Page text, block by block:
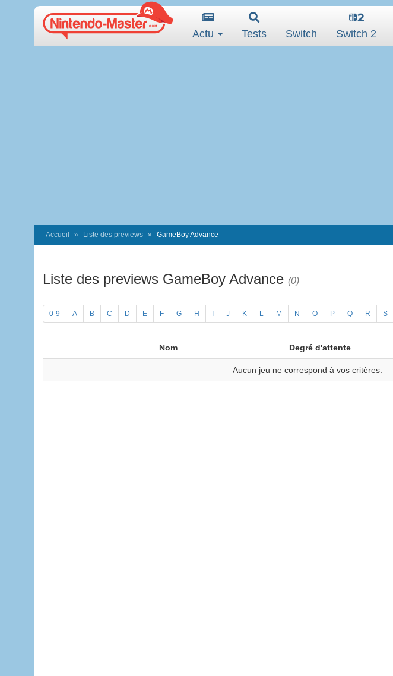
Actu Tests Switch Switch 2
Accueil Liste des previews GameBoy Advance
Liste des previews GameBoy Advance (0)
0-9 A B C D E F G H J K L M N O P Q R S
Nom Degré d'attente
Aucun jeu ne correspond à vos critères.